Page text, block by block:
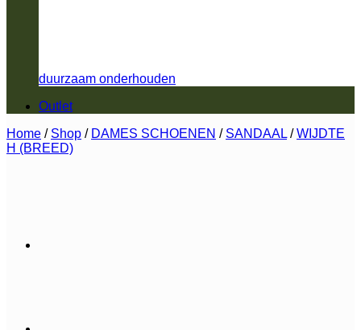
duurzaam onderhouden
Outlet
Home / Shop / DAMES SCHOENEN / SANDAAL / WIJDTE
H (BREED)